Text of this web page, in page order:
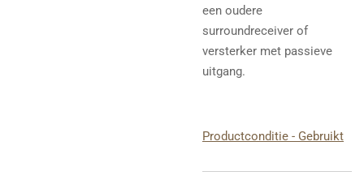
een oudere
surroundreceiver of
versterker met passieve
uitgang.
Productconditie - Gebruikt